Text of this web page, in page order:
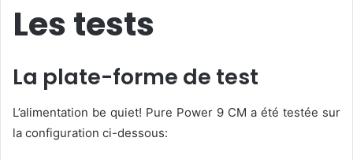
Les tests
La plate-forme de test
L’alimentation be quiet! Pure Power 9 CM a été testée sur
la configuration ci-dessous: